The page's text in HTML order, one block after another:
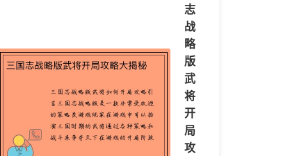
志
战
略
版
武
将
开
局
攻